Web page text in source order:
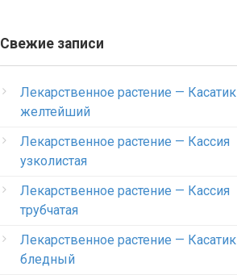
Свежие записи
Лекарственное растение — Касатик
желтейший
Лекарственное растение — Кассия
узколистая
Лекарственное растение — Кассия
трубчатая
Лекарственное растение — Касатик
бледный